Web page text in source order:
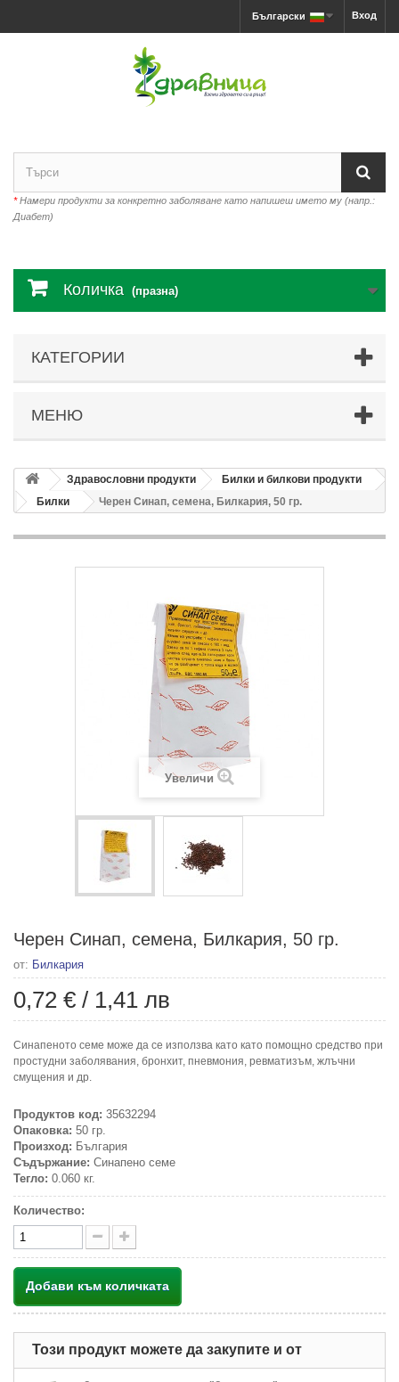
Вход
Български
*Намери продукти за конкретно заболяване като напишеш името му (напр.:
Диабет)
Количка (празна)
КАТЕГОРИИ
МЕНЮ
Здравословни продукти
Билки и билкови продукти
Билки
Черен Синап, семена, Билкария, 50 гр.
Увеличи
Черен Синап, семена, Билкария, 50 гр.
от: Билкария
0,72 € / 1,41 лв
Синапеното семе може да се използва като като помощно средство при
простудни заболявания, бронхит, пневмония, ревматизъм, жлъчни
смущения и др.
Продуктов код: 35632294
Опаковка: 50 гр.
Произход: България
Съдържание: Синапено семе
Тегло: 0.060 кг.
Количество:
Добави към количката
Този продукт можете да закупите и от